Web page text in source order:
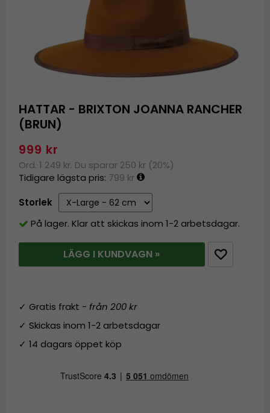
HATTAR - BRIXTON JOANNA RANCHER
(BRUN)
999 kr
Ord. 1 249 kr. Du sparar 250 kr (20%)
Tidigare lägsta pris: 799 kr
Storlek
På lager. Klar att skickas inom 1-2 arbetsdagar.
LÄGG I KUNDVAGN »
✓ Gratis frakt -från 200 kr
✓ Skickas inom 1-2 arbetsdagar
✓ 14 dagars öppet köp